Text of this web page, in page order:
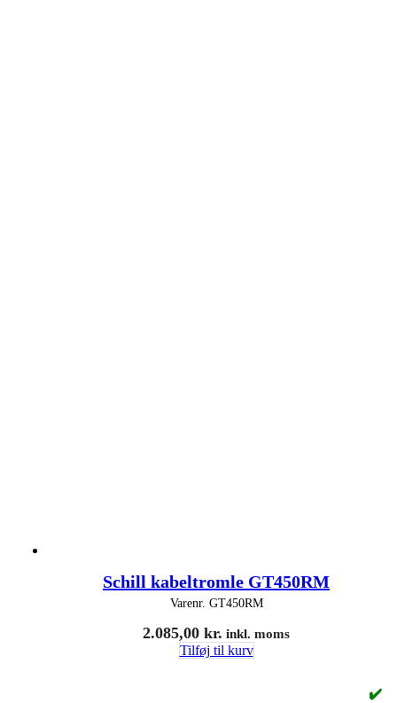
Schill kabeltromle GT450RM
Varenr. GT450RM
2.085,00 kr. inkl. moms
Tilføj til kurv
✔️